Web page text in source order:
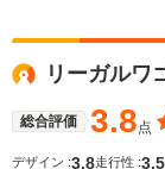
WLTCモード
燃費
-
リーガルワ
総合評価 3.8点
デザイン :3.8走行性 :3.5